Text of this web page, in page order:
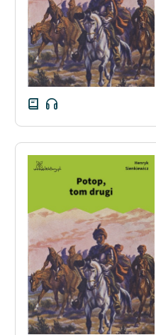
Zasady wykorzystania
Wolnych Lektur
Logotypy
Materiały promocyjne
Polityka prywatności
Regulamin biblioteki
Dane fundacji i
sprawozdania finansowe
Regulamin darowizn
Informacja o treściach
wrażliwych
Deklaracja dostępności